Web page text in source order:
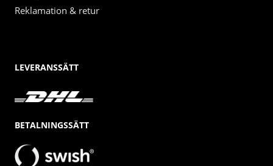
Reklamation & retur
LEVERANSSÄTT
BETALNINGSSÄTT